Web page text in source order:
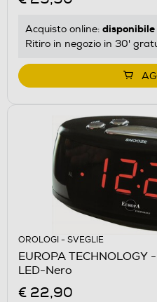
Acquisto online: disponibile
Ritiro in negozio in 30'
OROLOGI - SVEGLIE
EUROPA
LED-Nero
€ 22,90